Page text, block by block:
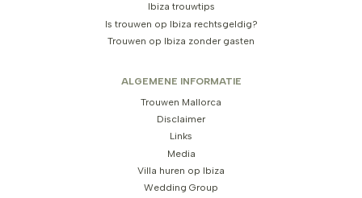
Ibiza trouwtips
Is trouwen op Ibiza rechtsgeldig?
Trouwen op Ibiza zonder gasten
ALGEMENE INFORMATIE
Trouwen Mallorca
Disclaimer
Links
Media
Villa huren op Ibiza
Wedding Group